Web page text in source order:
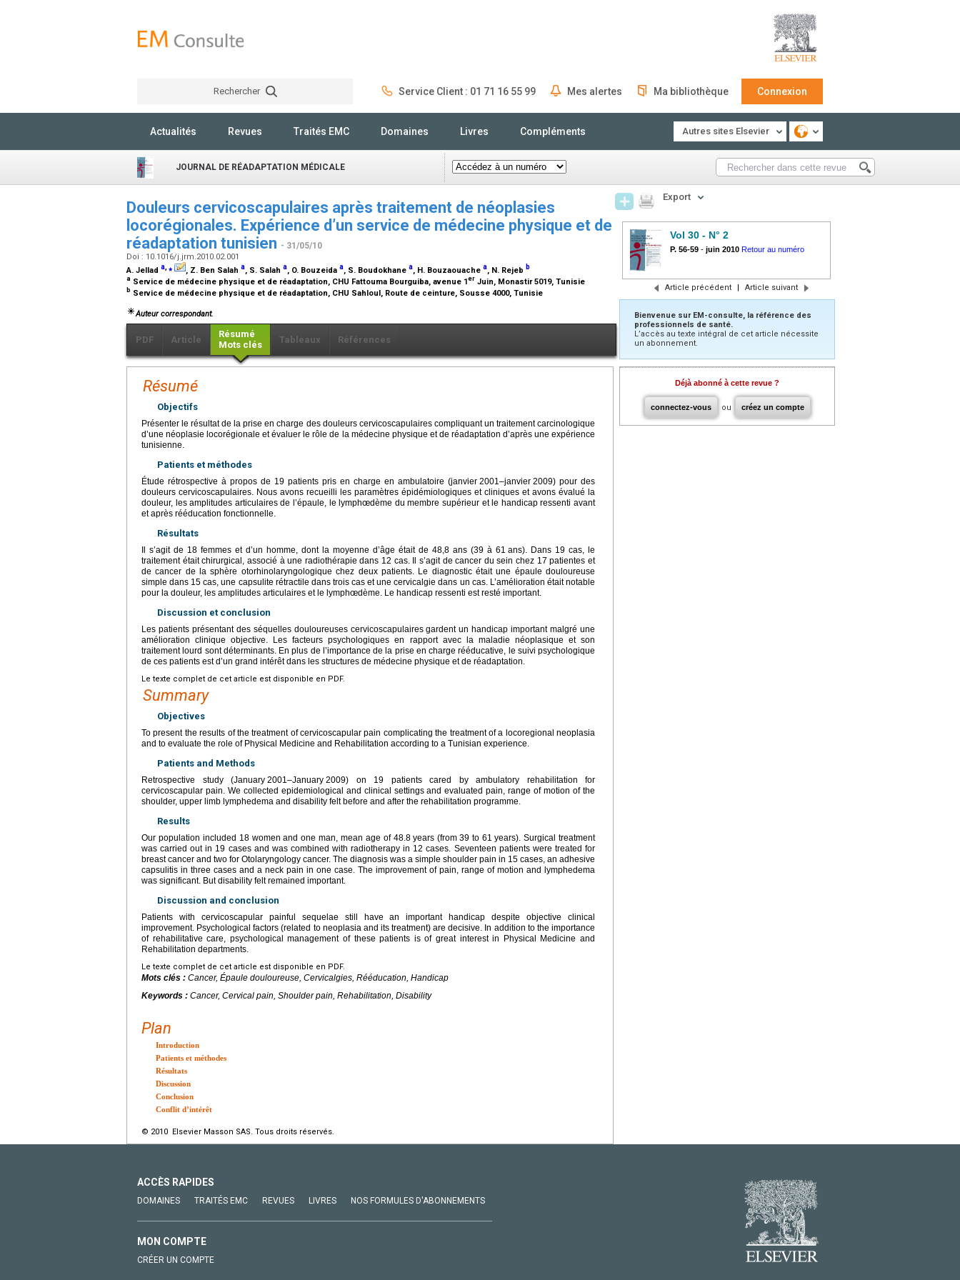
Rechercher Service Client : 01 71 16 55 99 Mes alertes Ma bibliothèque Connexion
Actualités Revues Traités EMC Domaines Livres Compléments Autres sites Elsevier
JOURNAL DE RÉADAPTATION MÉDICALE
Douleurs cervicoscapulaires après traitement de néoplasies
locorégionales. Expérience d’un service de médecine physique et de
réadaptation tunisien - 31/05/10
Doi : 10.1016/j.jrm.2010.02.001
A. Jellad a,⁎ , Z. Ben Salah a, S. Salah a, O. Bouzeida a, S. Boudokhane a, H. Bouzaouache a, N. Rejeb b
a Service de médecine physique et de réadaptation, CHU Fattouma Bourguiba, avenue 1er Juin, Monastir 5019, Tunisie
b Service de médecine physique et de réadaptation, CHU Sahloul, Route de ceinture, Sousse 4000, Tunisie
Auteur correspondant.
PDF Article
Résumé
Mots clés
Tableaux Références
Résumé
Objectifs
Présenter le résultat de la prise en charge des douleurs cervicoscapulaires compliquant un traitement carcinologique
d’une néoplasie locorégionale et évaluer le rôle de la médecine physique et de réadaptation d’après une expérience
tunisienne.
Patients et méthodes
Étude rétrospective à propos de 19 patients pris en charge en ambulatoire (janvier 2001–janvier 2009) pour des
douleurs cervicoscapulaires. Nous avons recueilli les paramètres épidémiologiques et cliniques et avons évalué la
douleur, les amplitudes articulaires de l’épaule, le lymphœdème du membre supérieur et le handicap ressenti avant
et après rééducation fonctionnelle.
Résultats
Il s’agit de 18 femmes et d’un homme, dont la moyenne d’âge était de 48,8 ans (39 à 61 ans). Dans 19 cas, le
traitement était chirurgical, associé à une radiothérapie dans 12 cas. Il s’agit de cancer du sein chez 17 patientes et
de cancer de la sphère otorhinolaryngologique chez deux patients. Le diagnostic était une épaule douloureuse
simple dans 15 cas, une capsulite rétractile dans trois cas et une cervicalgie dans un cas. L’amélioration était notable
pour la douleur, les amplitudes articulaires et le lymphœdème. Le handicap ressenti est resté important.
Discussion et conclusion
Les patients présentant des séquelles douloureuses cervicoscapulaires gardent un handicap important malgré une
amélioration clinique objective. Les facteurs psychologiques en rapport avec la maladie néoplasique et son
traitement lourd sont déterminants. En plus de l’importance de la prise en charge rééducative, le suivi psychologique
de ces patients est d’un grand intérêt dans les structures de médecine physique et de réadaptation.
Le texte complet de cet article est disponible en PDF.
Summary
Objectives
To present the results of the treatment of cervicoscapular pain complicating the treatment of a locoregional neoplasia
and to evaluate the role of Physical Medicine and Rehabilitation according to a Tunisian experience.
Patients and Methods
Retrospective study (January 2001–January 2009) on 19 patients cared by ambulatory rehabilitation for
cervicoscapular pain. We collected epidemiological and clinical settings and evaluated pain, range of motion of the
shoulder, upper limb lymphedema and disability felt before and after the rehabilitation programme.
Results
Our population included 18 women and one man, mean age of 48.8 years (from 39 to 61 years). Surgical treatment
was carried out in 19 cases and was combined with radiotherapy in 12 cases. Seventeen patients were treated for
breast cancer and two for Otolaryngology cancer. The diagnosis was a simple shoulder pain in 15 cases, an adhesive
capsulitis in three cases and a neck pain in one case. The improvement of pain, range of motion and lymphedema
was significant. But disability felt remained important.
Discussion and conclusion
Patients with cervicoscapular painful sequelae still have an important handicap despite objective clinical
improvement. Psychological factors (related to neoplasia and its treatment) are decisive. In addition to the importance
of rehabilitative care, psychological management of these patients is of great interest in Physical Medicine and
Rehabilitation departments.
Le texte complet de cet article est disponible en PDF.
Mots clés : Cancer, Épaule douloureuse, Cervicalgies, Rééducation, Handicap
Keywords : Cancer, Cervical pain, Shoulder pain, Rehabilitation, Disability
Plan
Introduction
Patients et méthodes
Résultats
Discussion
Conclusion
Conflit d’intérêt
© 2010 Elsevier Masson SAS. Tous droits réservés.
Export
Vol 30 - N° 2
P. 56-59 - juin 2010 Retour au numéro
Article précédent | Article suivant
Bienvenue sur EM-consulte, la référence des
professionnels de santé.
L’accès au texte intégral de cet article nécessite
un abonnement.
Déjà abonné à cette revue ?
connectez-vous ou créez un compte
ACCÈS RAPIDES
DOMAINES TRAITÉS EMC REVUES LIVRES NOS FORMULES D'ABONNEMENTS
MON COMPTE
CRÉER UN COMPTE